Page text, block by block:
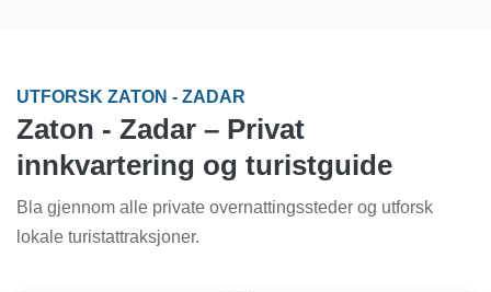
UTFORSK ZATON - ZADAR
Zaton - Zadar – Privat
innkvartering og turistguide
Bla gjennom alle private overnattingssteder og utforsk
lokale turistattraksjoner.